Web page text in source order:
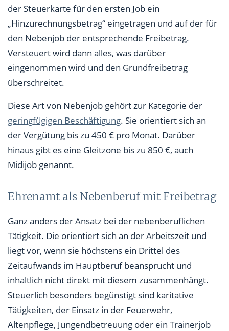
der Steuerkarte für den ersten Job ein
„Hinzurechnungsbetrag“ eingetragen und auf der für
den Nebenjob der entsprechende Freibetrag.
Versteuert wird dann alles, was darüber
eingenommen wird und den Grundfreibetrag
überschreitet.
Diese Art von Nebenjob gehört zur Kategorie der
geringfügigen Beschäftigung. Sie orientiert sich an
der Vergütung bis zu 450 € pro Monat. Darüber
hinaus gibt es eine Gleitzone bis zu 850 €, auch
Midijob genannt.
Ehrenamt als Nebenberuf mit Freibetrag
Ganz anders der Ansatz bei der nebenberuflichen
Tätigkeit. Die orientiert sich an der Arbeitszeit und
liegt vor, wenn sie höchstens ein Drittel des
Zeitaufwands im Hauptberuf beansprucht und
inhaltlich nicht direkt mit diesem zusammenhängt.
Steuerlich besonders begünstigt sind karitative
Tätigkeiten, der Einsatz in der Feuerwehr,
Altenpflege, Jungendbetreuung oder ein Trainerjob